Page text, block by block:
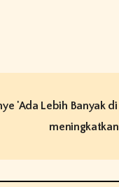
'Ada Lebih Banyak